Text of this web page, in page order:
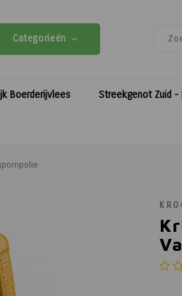
Categorieën
Boerderijvlees Streekgenot Zuid -